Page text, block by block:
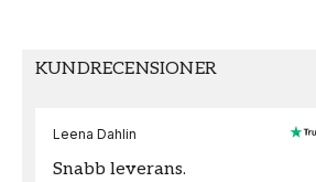
MÖNSTERPASSNING
KUNDRECENSIONER
Leena Dahlin
Snabb leverans.